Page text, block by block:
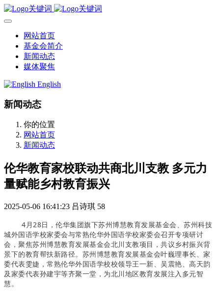
网站首页
基金会简介
新闻动态
媒体聚焦
English
新闻动态
你的位置
网站首页
新闻动态
伦华教育家校联动共商北川支教 多元力
量赋能乡村教育振兴
2025-05-06 16:41:23 吕诗琪 58
4月28日，伦华集团旗下苏州博慧教育发展基金会、苏州科技
城外国语学校家委会与常熟伦华外国语学校家委会召开专项研讨
会，聚焦苏州博慧教育发展基金会北川支教项目，共议乡村振兴背
景下的教育帮扶新路径。苏州博慧教育发展基金会叶巍理事长、家
委代表雯婕，常熟伦华外国语学校校领导王一新、吴震艳、高天韵
及家委代表孙建宇等齐聚一堂，为北川地区教育发展注入多元智
慧。